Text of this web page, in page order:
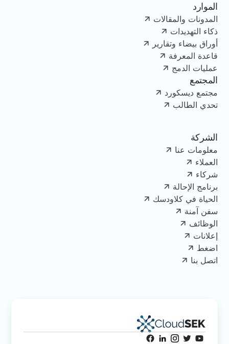
الموارد
المدونات والمقالات
ذكاء التهديدات
أوراق بيضاء وتقارير
قاعدة المعرفة
عمليات الدمج
المجتمع
مجتمع ديسكورد
تحدي الطالب
الشركة
معلومات عنا
العملاء
شركاء
برنامج الإحالة
الحياة في كلاودسك
سفن آمنة
الوظائف
إعلانات
اضغط
اتصل بنا